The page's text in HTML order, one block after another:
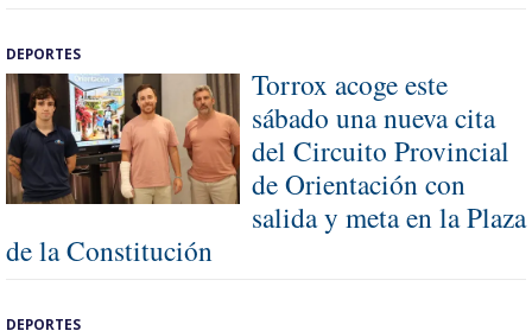
DEPORTES
Torrox acoge este
sábado una nueva cita
del Circuito Provincial
de Orientación con
salida y meta en la Plaza
de la Constitución
DEPORTES